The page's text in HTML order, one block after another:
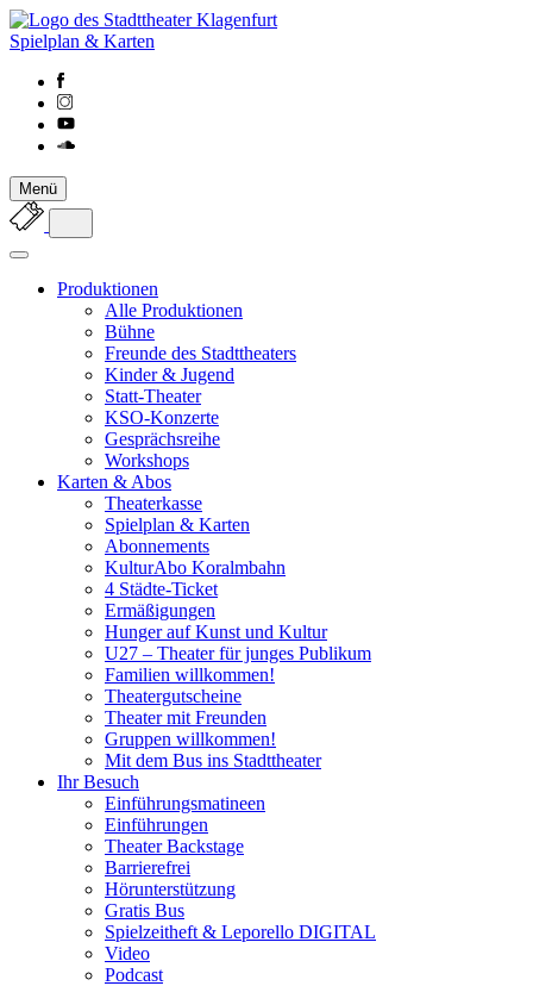
Spielplan & Karten
Menü
Produktionen
Alle Produktionen
Bühne
Freunde des Stadttheaters
Kinder & Jugend
Statt-Theater
KSO-Konzerte
Gesprächsreihe
Workshops
Karten & Abos
Theaterkasse
Spielplan & Karten
Abonnements
KulturAbo Koralmbahn
4 Städte-Ticket
Ermäßigungen
Hunger auf Kunst und Kultur
U27 – Theater für junges Publikum
Familien willkommen!
Theatergutscheine
Theater mit Freunden
Gruppen willkommen!
Mit dem Bus ins Stadttheater
Ihr Besuch
Einführungsmatineen
Einführungen
Theater Backstage
Barrierefrei
Hörunterstützung
Gratis Bus
Spielzeitheft & Leporello DIGITAL
Video
Podcast